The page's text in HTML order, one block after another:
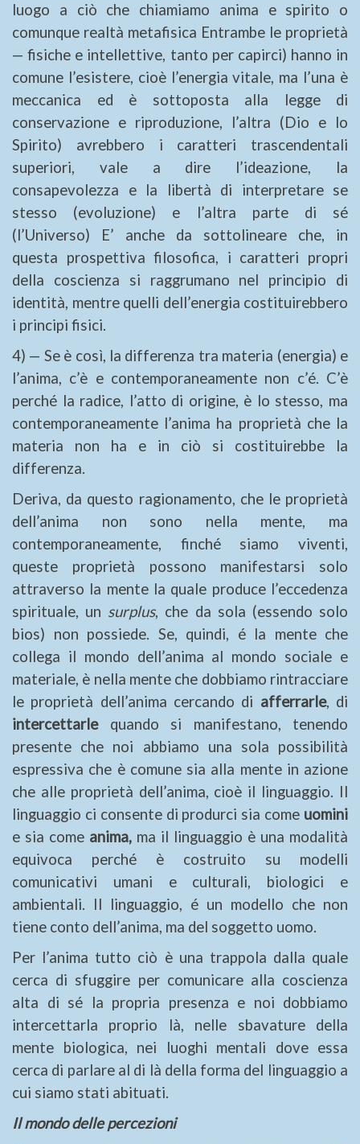
luogo a ciò che chiamiamo anima e spirito o
comunque realtà metafisica Entrambe le proprietà
— fisiche e intellettive, tanto per capirci) hanno in
comune l’esistere, cioè l’energia vitale, ma l’una è
meccanica ed è sottoposta alla legge di
conservazione e riproduzione, l’altra (Dio e lo
Spirito) avrebbero i caratteri trascendentali
superiori, vale a dire l’ideazione, la
consapevolezza e la libertà di interpretare se
stesso (evoluzione) e l’altra parte di sé
(l’Universo) E’ anche da sottolineare che, in
questa prospettiva filosofica, i caratteri propri
della coscienza si raggrumano nel principio di
identità, mentre quelli dell’energia costituirebbero
i principi fisici.
4) — Se è così, la differenza tra materia (energia) e
l’anima, c’è e contemporaneamente non c’é. C’è
perché la radice, l’atto di origine, è lo stesso, ma
contemporaneamente l’anima ha proprietà che la
materia non ha e in ciò si costituirebbe la
differenza.
Deriva, da questo ragionamento, che le proprietà
dell’anima non sono nella mente, ma
contemporaneamente, finché siamo viventi,
queste proprietà possono manifestarsi solo
attraverso la mente la quale produce l’eccedenza
spirituale, un surplus, che da sola (essendo solo
bios) non possiede. Se, quindi, é la mente che
collega il mondo dell’anima al mondo sociale e
materiale, è nella mente che dobbiamo rintracciare
le proprietà dell’anima cercando di afferrarle, di
intercettarlequando si manifestano, tenendo
presente che noi abbiamo una sola possibilità
espressiva che è comune sia alla mente in azione
che alle proprietà dell’anima, cioè il linguaggio. Il
linguaggio ci consente di produrci sia come uomini
e sia come anima, ma il linguaggio è una modalità
equivoca perché è costruito su modelli
comunicativi umani e culturali, biologici e
ambientali. Il linguaggio, é un modello che non
tiene conto dell’anima, ma del soggetto uomo.
Per l’anima tutto ciò è una trappola dalla quale
cerca di sfuggire per comunicare alla coscienza
alta di sé la propria presenza e noi dobbiamo
intercettarla proprio là, nelle sbavature della
mente biologica, nei luoghi mentali dove essa
cerca di parlare al di là della forma del linguaggio a
cui siamo stati abituati.
Il mondo delle percezioni